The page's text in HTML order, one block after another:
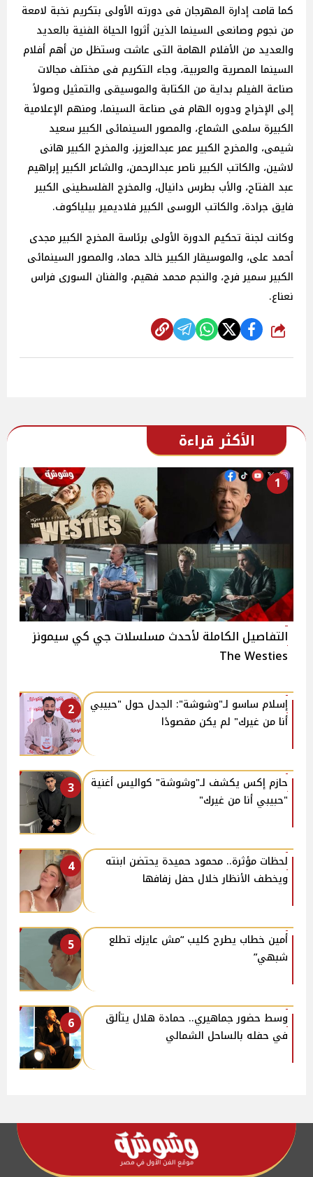
كما قامت إدارة المهرجان فى دورته الأولى بتكريم نخبة لامعة
من نجوم وصانعى السينما الذين أثروا الحياة الفنية بالعديد
والعديد من الأفلام الهامة التى عاشت وستظل من أهم أفلام
السينما المصرية والعربية، وجاء التكريم فى مختلف مجالات
صناعة الفيلم بداية من الكتابة والموسيقى والتمثيل وصولاً
إلى الإخراج ودوره الهام فى صناعة السينما، ومنهم الإعلامية
الكبيرة سلمى الشماع، والمصور السينمائى الكبير سعيد
شيمى، والمخرج الكبير عمر عبدالعزيز، والمخرج الكبير هانى
لاشين، والكاتب الكبير ناصر عبدالرحمن، والشاعر الكبير إبراهيم
عبد الفتاح، والأب بطرس دانيال، والمخرج الفلسطينى الكبير
فايق جرادة، والكاتب الروسى الكبير فلاديمير بيلياكوف.
وكانت لجنة تحكيم الدورة الأولى برئاسة المخرج الكبير مجدى
أحمد على، والموسيقار الكبير خالد حماد، والمصور السينمائى
الكبير سمير فرج، والنجم محمد فهيم، والفنان السورى فراس
نعناع.
شارك
الأكثر قراءة
1
التفاصيل الكاملة لأحدث مسلسلات جي كي سيمونز
The Westies
2
إسلام ساسو لـ"وشوشة": الجدل حول "حبيبي
أنا من غيرك" لم يكن مقصودًا
3
حازم إكس يكشف لـ"وشوشة" كواليس أغنية
"حبيبي أنا من غيرك"
4
لحظات مؤثرة.. محمود حميدة يحتضن ابنته
ويخطف الأنظار خلال حفل زفافها
5
أمين خطاب يطرح كليب “مش عايزك تطلع
شبهي”
6
وسط حضور جماهيري.. حمادة هلال يتألق
في حفله بالساحل الشمالي